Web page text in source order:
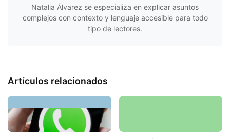
Natalia Álvarez se especializa en explicar asuntos
complejos con contexto y lenguaje accesible para todo
tipo de lectores.
Artículos relacionados